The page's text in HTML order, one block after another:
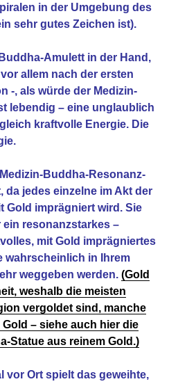
in der Umgebung des
sehr gutes Zeichen ist).
Amulett in der Hand,
allem nach der ersten
-, als würde der Medizin-
lebendig – eine unglaublich
kraftvolle Energie. Die
Buddha-Resonanz-
da jedes einzelne im Akt der
Gold imprägniert wird. Sie
resonanzstarkes –
mit Gold imprägniertes
wahrscheinlich in Ihrem
weggeben werden.(Gold
weshalb die meisten
vergoldet sind, manche
– siehe auch hier die
Statue aus reinem Gold.)
vor Ort spielt das geweihte,